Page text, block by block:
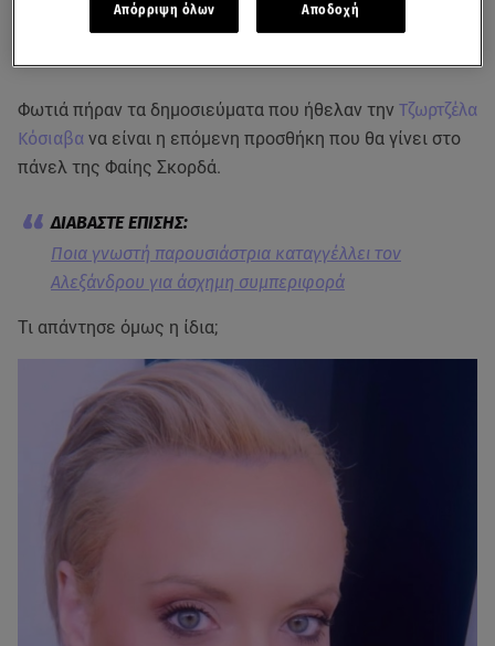
Φωτιά πήραν τα δημοσιεύματα που ήθελαν την Τζωρτζέλα
Κόσιαβα να είναι η επόμενη προσθήκη που θα γίνει στο
πάνελ της Φαίης Σκορδά.
Ποια γνωστή παρουσιάστρια καταγγέλλει τον
Αλεξάνδρου για άσχημη συμπεριφορά
Τι απάντησε όμως η ίδια;
Απόρριψη όλων Αποδοχή